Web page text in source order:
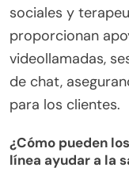
sociales y
proporcionan
videollamadas,
de chat,
para los clientes.
¿Cómo pueden
línea ayudar a la